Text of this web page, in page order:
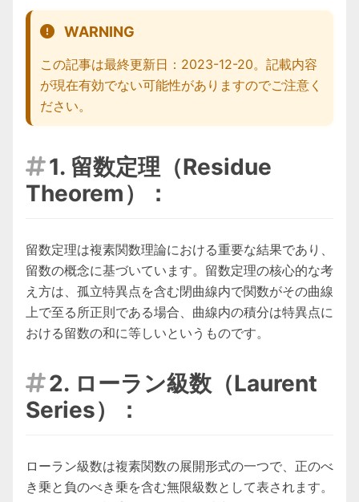
WARNING
この記事は最終更新日：2023-12-20。記載内容
が現在有効でない可能性がありますのでご注意く
ださい。
1. 留数定理（Residue
Theorem）：
留数定理は複素関数理論における重要な結果であり、
留数の概念に基づいています。留数定理の核心的な考
え方は、孤立特異点を含む閉曲線内で関数がその曲線
上で至る所正則である場合、曲線内の積分は特異点に
おける留数の和に等しいというものです。
2. ローラン級数（Laurent
Series）：
ローラン級数は複素関数の展開形式の一つで、正のべ
き乗と負のべき乗を含む無限級数として表されます。